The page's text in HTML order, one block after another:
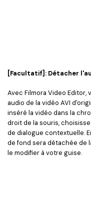
[Facultatif]: Détacher
Avec Filmora Video
audio de la vidéo AVI
inséré la vidéo dans la
droit de la souris,
de dialogue contextuelle.
de fond sera détachée de
le modifier à votre guise.